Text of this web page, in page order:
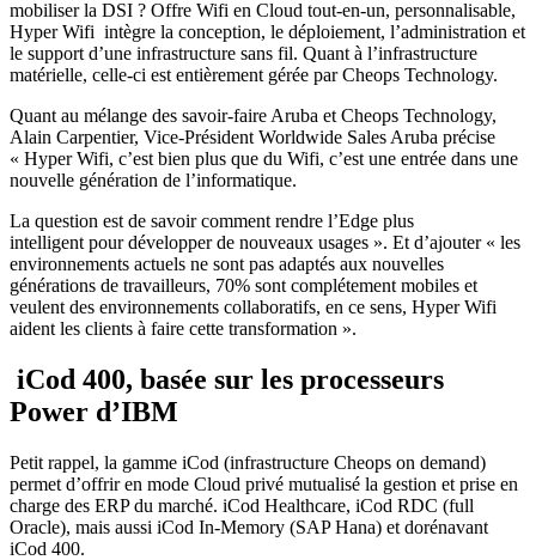
mobiliser la DSI ? Offre Wifi en Cloud tout-en-un, personnalisable,
Hyper Wifi intègre la conception, le déploiement, l’administration et
le support d’une infrastructure sans fil. Quant à l’infrastructure
matérielle, celle-ci est entièrement gérée par Cheops Technology.
Quant au mélange des savoir-faire Aruba et Cheops Technology,
Alain Carpentier, Vice-Président Worldwide Sales Aruba précise
« Hyper Wifi, c’est bien plus que du Wifi, c’est une entrée dans une
nouvelle génération de l’informatique.
La question est de savoir comment rendre l’Edge plus
intelligent pour développer de nouveaux usages ». Et d’ajouter « les
environnements actuels ne sont pas adaptés aux nouvelles
générations de travailleurs, 70% sont complétement mobiles et
veulent des environnements collaboratifs, en ce sens, Hyper Wifi
aident les clients à faire cette transformation ».
iCod 400, basée sur les processeurs
Power d’IBM
Petit rappel, la gamme iCod (infrastructure Cheops on demand)
permet d’offrir en mode Cloud privé mutualisé la gestion et prise en
charge des ERP du marché. iCod Healthcare, iCod RDC (full
Oracle), mais aussi iCod In-Memory (SAP Hana) et dorénavant
iCod 400.